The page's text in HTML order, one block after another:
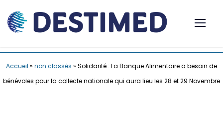
Accueil » non classés » Solidarité : La Banque Alimentaire a besoin de
bénévoles pour la collecte nationale qui aura lieu les 28 et 29 Novembre